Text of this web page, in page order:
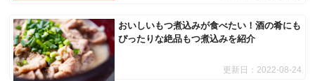
おいしいもつ煮込みが食べたい！酒の肴にも
ぴったりな絶品もつ煮込みを紹介
更新日： 2022-08-24